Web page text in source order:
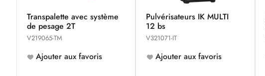
Transpalette avec système
de pesage 2T
V219065-TM
Ajouter aux favoris
Pulvérisateurs IK MULTI
12 bs
V321071-IT
Ajouter aux favoris